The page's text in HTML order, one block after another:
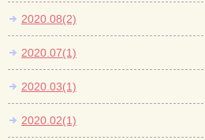
2020.08(2)
2020.07(1)
2020.03(1)
2020.02(1)